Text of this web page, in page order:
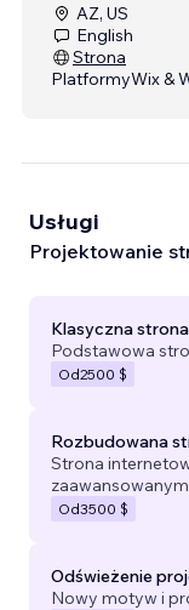
AZ, US
English
Strona
PlatformyWix &
Usługi
Projektowanie
Klasyczna
Podstawowa
Od2500 $
Rozbudowana
Strona
Od3500 $
Odświeżenie
Nowy motyw i